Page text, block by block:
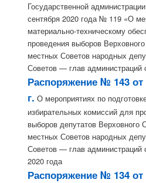
Государственной
сентября 2020 года № 119 «О
материально-техническому
проведения выборов
местных Советов народных
Советов — глав администраций
Распоряжение № 143 от
г. О мероприятиях по
избирательных комиссий для
выборов депутатов
местных Советов народных
Советов — глав администраций
2020 года
Распоряжение № 134 от